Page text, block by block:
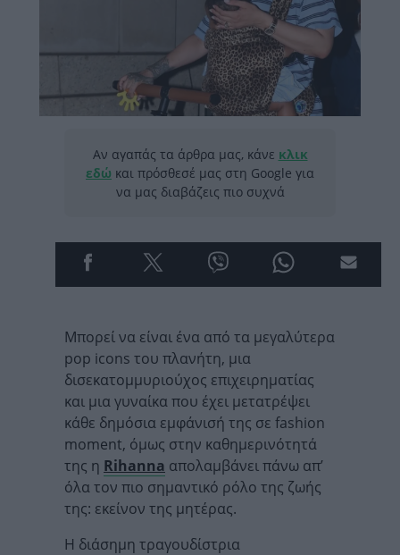
Αν αγαπάς τα άρθρα μας, κάνε κλικ
εδώ και πρόσθεσέ μας στη Google για
να μας διαβάζεις πιο συχνά
Μπορεί να είναι ένα από τα μεγαλύτερα
pop icons του πλανήτη, μια
δισεκατομμυριούχος επιχειρηματίας
και μια γυναίκα που έχει μετατρέψει
κάθε δημόσια εμφάνισή της σε fashion
moment, όμως στην καθημερινότητά
της η Rihanna απολαμβάνει πάνω απ’
όλα τον πιο σημαντικό ρόλο της ζωής
της: εκείνον της μητέρας.
Η διάσημη τραγουδίστρια